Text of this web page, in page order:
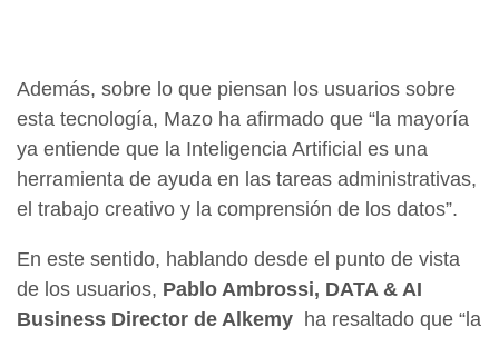
Además, sobre lo que piensan los usuarios sobre
esta tecnología, Mazo ha afirmado que “la mayoría
ya entiende que la Inteligencia Artificial es una
herramienta de ayuda en las tareas administrativas,
el trabajo creativo y la comprensión de los datos”.
En este sentido, hablando desde el punto de vista
de los usuarios, Pablo Ambrossi, DATA & AI
Business Director de Alkemy ha resaltado que “la